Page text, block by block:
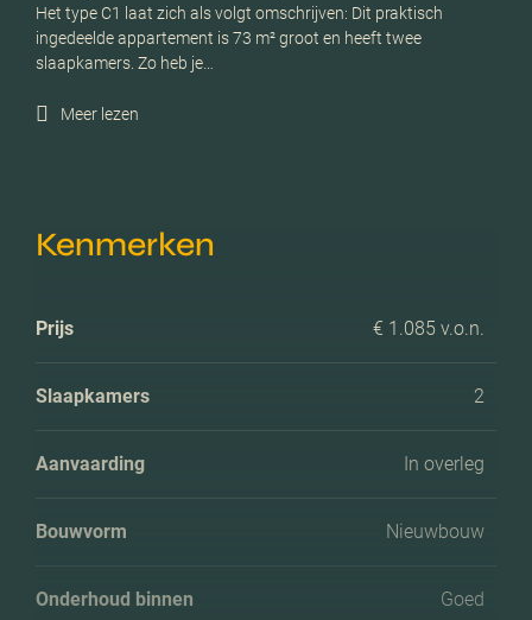
Het type C1 laat zich als volgt omschrijven: Dit praktisch
ingedeelde appartement is 73 m² groot en heeft twee
slaapkamers. Zo heb je…
Meer lezen
Kenmerken
Prijs € 1.085 v.o.n.
Slaapkamers 2
Aanvaarding In overleg
Bouwvorm Nieuwbouw
Onderhoud binnen Goed